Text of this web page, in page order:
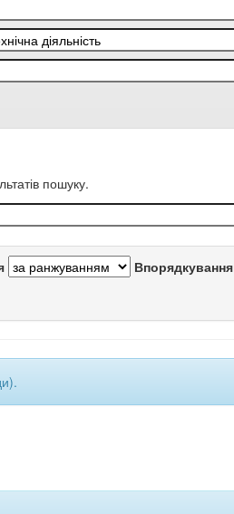
пошуку.
Впорядкування